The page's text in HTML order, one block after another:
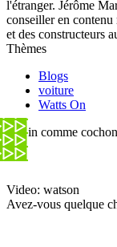
l'étranger. Jérôme
conseiller en contenu
et des constructeurs
Thèmes
Blogs
voiture
Watts On
Copin comme
Video: watson
Avez-vous quelque